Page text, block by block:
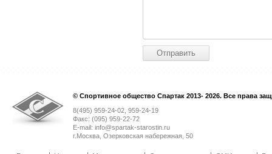
© Спортивное общество Спартак 2013- 2026. Все права
8(495) 959-24-02, 959-24-19
Факс: (095) 959-22-72
E-mail: info@spartak-starostin.ru
г.Москва, Озерковская набережная, 50